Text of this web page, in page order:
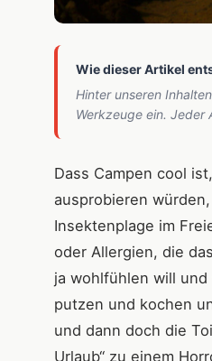
Wie dieser Artikel
Hinter unseren
Werkzeuge ein. Jeder
Dass Campen cool
ausprobieren
Insektenplage im
oder Allergien, die
ja wohlfühlen will
putzen und kochen
und dann doch die
Urlaub“ zu einem